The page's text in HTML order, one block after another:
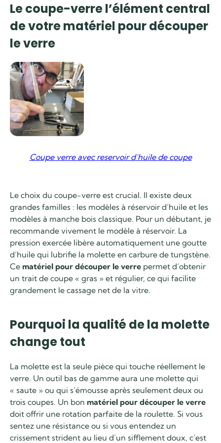
Le coupe-verre l’élément central
de votre matériel pour découper
le verre
Coupe verre avec reservoir d’huile de coupe
Le choix du coupe-verre est crucial. Il existe deux
grandes familles : les modèles à réservoir d’huile et les
modèles à manche bois classique. Pour un débutant, je
recommande vivement le modèle à réservoir. La
pression exercée libère automatiquement une goutte
d’huile qui lubrifie la molette en carbure de tungstène.
Ce matériel pour découper le verre permet d’obtenir
un trait de coupe « gras » et régulier, ce qui facilite
grandement le cassage net de la vitre.
Pourquoi la qualité de la molette
change tout
La molette est la seule pièce qui touche réellement le
verre. Un outil bas de gamme aura une molette qui
« saute » ou qui s’émousse après seulement deux ou
trois coupes. Un bon matériel pour découper le verre
doit offrir une rotation parfaite de la roulette. Si vous
sentez une résistance ou si vous entendez un
crissement strident au lieu d’un sifflement doux, c’est